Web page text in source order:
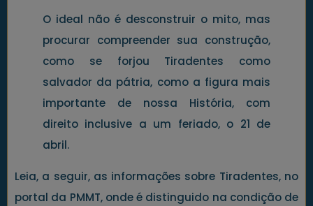
O ideal não é desconstruir o mito, mas
procurar compreender sua construção,
como se forjou Tiradentes como
salvador da pátria, como a figura mais
importante de nossa História, com
direito inclusive a um feriado, o 21 de
abril.
Leia, a seguir, as informações sobre Tiradentes, no
portal da PMMT, onde é distinguido na condição de